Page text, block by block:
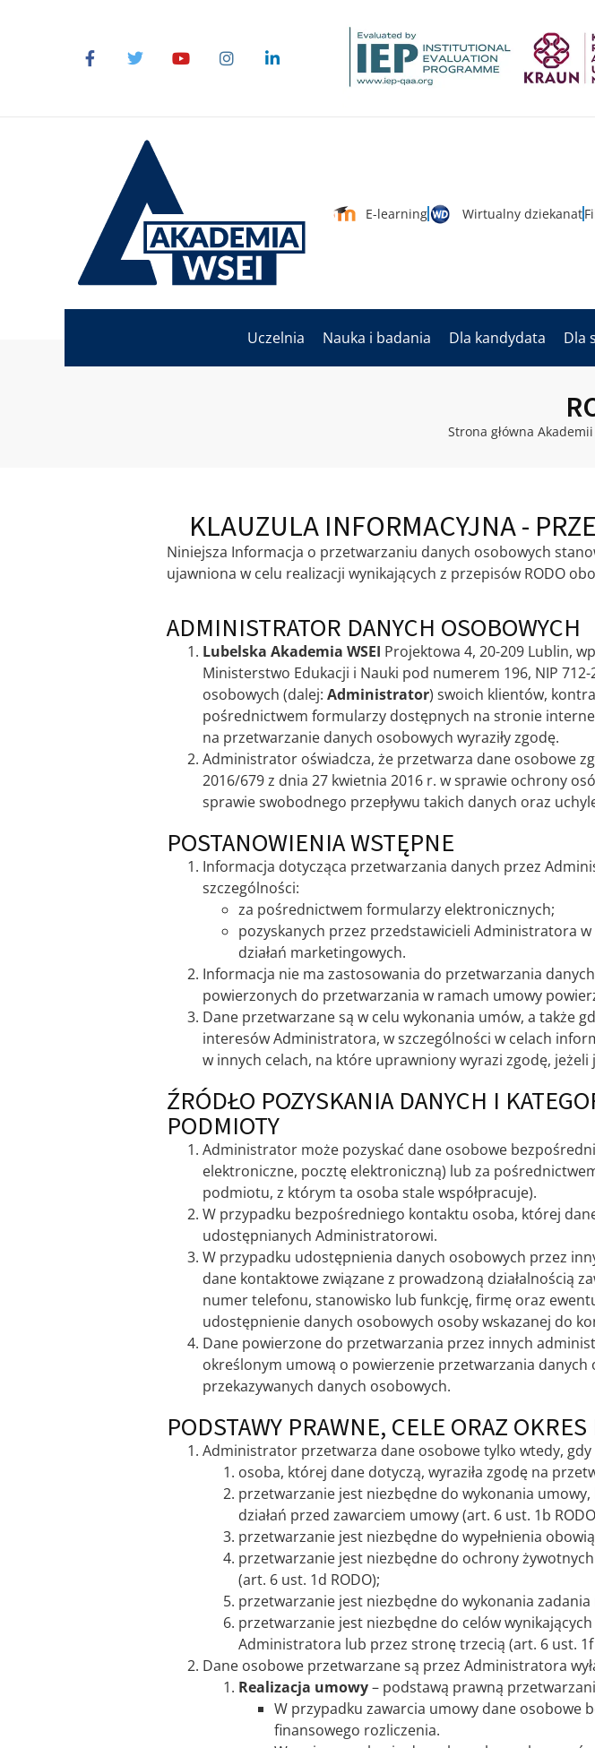
E-learning Wirtualny dziekanat
Uczelnia Nauka i badania Dla kandydata Dla
Strona główna Akademii
KLAUZULA INFORMACYJNA -
Niniejsza Informacja o przetwarzaniu danych osobowych
ujawniona w celu realizacji wynikających z przepisów RODO
ADMINISTRATOR DANYCH OSOBOWYCH
Lubelska Akademia WSEI Projektowa 4, 20-209 Lublin,
Ministerstwo Edukacji i Nauki pod numerem 196, NIP
osobowych (dalej: Administrator) swoich klientów,
pośrednictwem formularzy dostępnych na stronie
na przetwarzanie danych osobowych wyraziły zgodę.
Administrator oświadcza, że przetwarza dane osobowe
2016/679 z dnia 27 kwietnia 2016 r. w sprawie ochrony
sprawie swobodnego przepływu takich danych oraz
POSTANOWIENIA WSTĘPNE
Informacja dotycząca przetwarzania danych przez
szczególności:
za pośrednictwem formularzy elektronicznych;
pozyskanych przez przedstawicieli Administratora
działań marketingowych.
Informacja nie ma zastosowania do przetwarzania
powierzonych do przetwarzania w ramach umowy
Dane przetwarzane są w celu wykonania umów, a także
interesów Administratora, w szczególności w celach
w innych celach, na które uprawniony wyrazi zgodę,
ŹRÓDŁO POZYSKANIA DANYCH I
PODMIOTY
Administrator może pozyskać dane osobowe
elektroniczne, pocztę elektroniczną) lub za
podmiotu, z którym ta osoba stale współpracuje).
W przypadku bezpośredniego kontaktu osoba, której
udostępnianych Administratorowi.
W przypadku udostępnienia danych osobowych przez
dane kontaktowe związane z prowadzoną działalnością
numer telefonu, stanowisko lub funkcję, firmę oraz
udostępnienie danych osobowych osoby wskazanej do
Dane powierzone do przetwarzania przez innych
określonym umową o powierzenie przetwarzania
przekazywanych danych osobowych.
PODSTAWY PRAWNE, CELE ORAZ
Administrator przetwarza dane osobowe tylko wtedy,
osoba, której dane dotyczą, wyraziła zgodę na
przetwarzanie jest niezbędne do wykonania
działań przed zawarciem umowy (art. 6 ust. 1b
przetwarzanie jest niezbędne do wypełnienia
przetwarzanie jest niezbędne do ochrony
(art. 6 ust. 1d RODO);
przetwarzanie jest niezbędne do wykonania
przetwarzanie jest niezbędne do celów
Administratora lub przez stronę trzecią (art. 6 ust. 1f
Dane osobowe przetwarzane są przez Administratora
Realizacja umowy– podstawą prawną
W przypadku zawarcia umowy dane osobowe
finansowego rozliczenia.